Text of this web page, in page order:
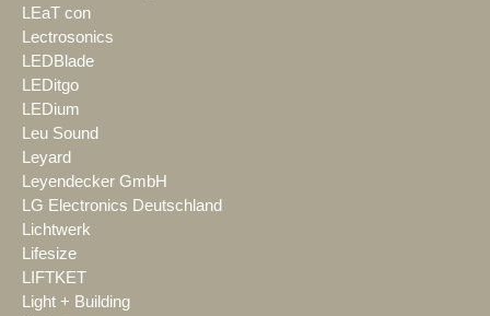
LEaT con
Lectrosonics
LEDBlade
LEDitgo
LEDium
Leu Sound
Leyard
Leyendecker GmbH
LG Electronics Deutschland
Lichtwerk
Lifesize
LIFTKET
Light + Building